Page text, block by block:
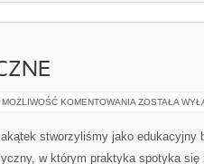
MOŻLIWOŚĆ KOMENTOWANIA INSTRUMENTY
ZOSTAŁA
stworzyliśmy jako edukacyjny
w którym praktyka spotyka się